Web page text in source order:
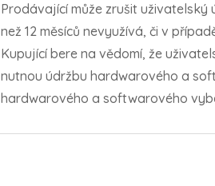
Prodávající může zrušit
než 12 měsíců nevyužívá, či v
Kupující bere na vědomí, že
nutnou údržbu hardwarového a
hardwarového a softwarového